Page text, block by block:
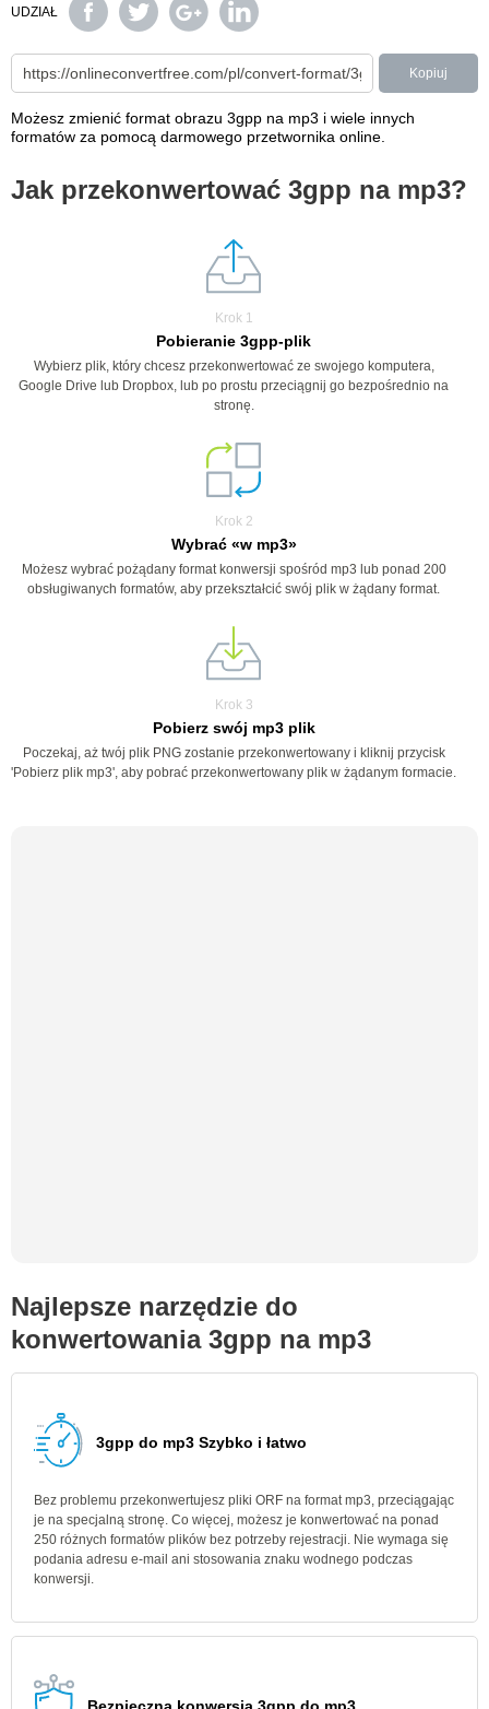
UDZIAŁ
Kopiuj
Możesz zmienić format obrazu 3gpp na mp3 i wiele innych
formatów za pomocą darmowego przetwornika online.
Jak przekonwertować 3gpp na mp3?
Krok 1
Pobieranie 3gpp-plik
Wybierz plik, który chcesz przekonwertować ze swojego komputera,
Google Drive lub Dropbox, lub po prostu przeciągnij go bezpośrednio na
stronę.
Krok 2
Wybrać «w mp3»
Możesz wybrać pożądany format konwersji spośród mp3 lub ponad 200
obsługiwanych formatów, aby przekształcić swój plik w żądany format.
Krok 3
Pobierz swój mp3 plik
Poczekaj, aż twój plik PNG zostanie przekonwertowany i kliknij przycisk
'Pobierz plik mp3', aby pobrać przekonwertowany plik w żądanym formacie.
Najlepsze narzędzie do
konwertowania 3gpp na mp3
3gpp do mp3 Szybko i łatwo
Bez problemu przekonwertujesz pliki ORF na format mp3, przeciągając
je na specjalną stronę. Co więcej, możesz je konwertować na ponad
250 różnych formatów plików bez potrzeby rejestracji. Nie wymaga się
podania adresu e-mail ani stosowania znaku wodnego podczas
konwersji.